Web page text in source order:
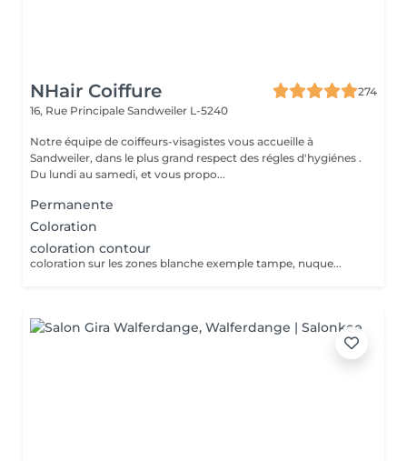
NHair Coiffure
274
16, Rue Principale Sandweiler L-5240
Notre équipe de coiffeurs-visagistes vous accueille à
Sandweiler, dans le plus grand respect des régles d'hygiénes .
Du lundi au samedi, et vous propo...
Permanente
Coloration
coloration contour
coloration sur les zones blanche exemple tampe, nuque...